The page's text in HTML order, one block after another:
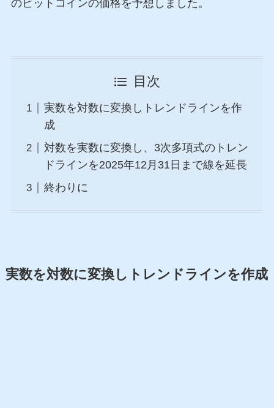
のビットコインの価格を予想しました。
目次
実数を対数に変換しトレンドラインを作
成
対数を実数に変換し、3次多項式のトレン
ドラインを2025年12月31日まで線を延長
終わりに
実数を対数に変換しトレンドラインを作成